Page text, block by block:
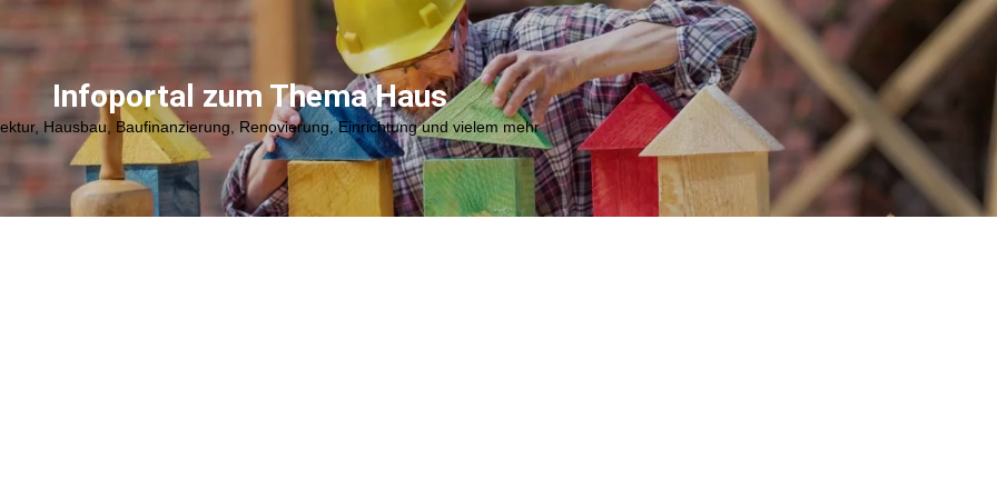
Infoportal zum Thema Haus
Hausbau, Baufinanzierung, Renovierung, Einrichtung und vielem mehr